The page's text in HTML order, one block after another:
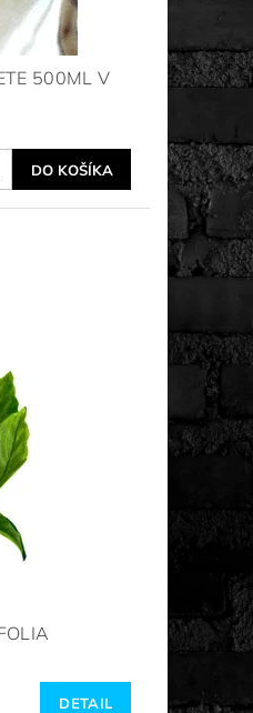
500ML V
DETAIL